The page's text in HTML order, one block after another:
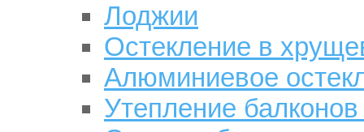
Лоджии
Остекление в
Алюминиевое
Утепление